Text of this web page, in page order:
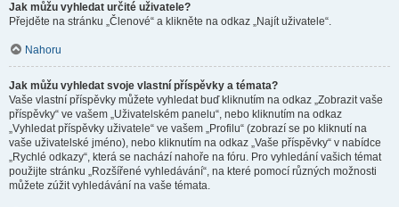
Jak můžu vyhledat určité uživatele?
Přejděte na stránku „Členové“ a klikněte na odkaz „Najít uživatele“.
Nahoru
Jak můžu vyhledat svoje vlastní příspěvky a témata?
Vaše vlastní příspěvky můžete vyhledat buď kliknutím na odkaz „Zobrazit vaše
příspěvky“ ve vašem „Uživatelském panelu“, nebo kliknutím na odkaz
„Vyhledat příspěvky uživatele“ ve vašem „Profilu“ (zobrazí se po kliknutí na
vaše uživatelské jméno), nebo kliknutím na odkaz „Vaše příspěvky“ v nabídce
„Rychlé odkazy“, která se nachází nahoře na fóru. Pro vyhledání vašich témat
použijte stránku „Rozšířené vyhledávání“, na které pomocí různých možnosti
můžete zúžit vyhledávání na vaše témata.